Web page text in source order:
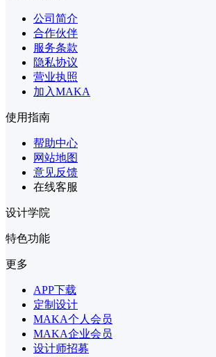
公司简介
合作伙伴
服务条款
隐私协议
营业执照
加入MAKA
使用指南
帮助中心
网站地图
意见反馈
在线客服
设计学院
特色功能
更多
APP下载
定制设计
MAKA个人会员
MAKA企业会员
设计师招募